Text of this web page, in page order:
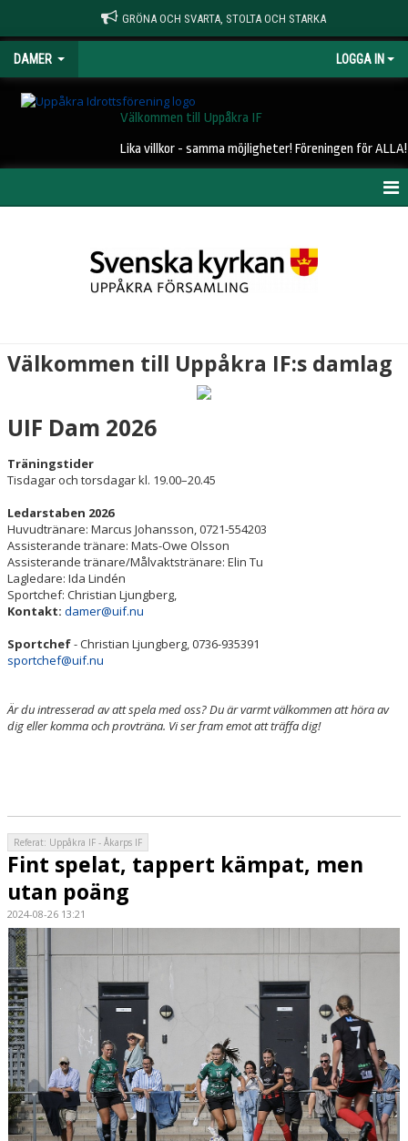
GRÖNA OCH SVARTA, STOLTA OCH STARKA
DAMER LOGGA IN
Välkommen till Uppåkra IF
Lika villkor - samma möjligheter! Föreningen för ALLA!
BILDGALLERI
DOKUMENT
Välkommen till Uppåkra IF:s damlag
UIF Dam 2026
Träningstider
Tisdagar och torsdagar kl. 19.00–20.45
Ledarstaben 2026
Huvudtränare: Marcus Johansson, 0721-554203
Assisterande tränare: Mats-Owe Olsson
Assisterande tränare/Målvaktstränare: Elin Tu
Lagledare: Ida Lindén
Sportchef: Christian Ljungberg,
Kontakt: damer@uif.nu
Sportchef- Christian Ljungberg, 0736-935391
sportchef@uif.nu
Är du intresserad av att spela med oss? Du är varmt välkommen att höra av
dig eller komma och provträna. Vi ser fram emot att träffa dig!
Referat: Uppåkra IF - Åkarps IF
Fint spelat, tappert kämpat, men
utan poäng
2024-08-26 13:21